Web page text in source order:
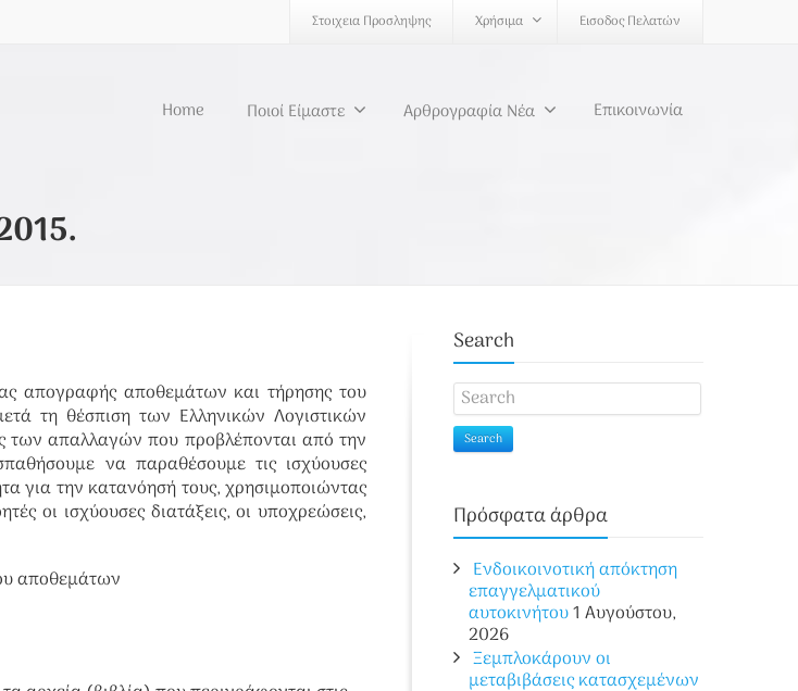
Στοιχεια Προσληψης Χρήσιμα Εισοδος Πελατών
Home Ποιοί Είμαστε Αρθρογραφία Νέα Επικοινωνία
απογραφής αποθεμάτων και τήρησης του
τη θέσπιση των Ελληνικών Λογιστικών
των απαλλαγών που προβλέπονται από την
να παραθέσουμε τις ισχύουσες
για την κατανόησή τους, χρησιμοποιώντας
οι ισχύουσες διατάξεις, οι υποχρεώσεις,
αποθεμάτων
Search
Search
Πρόσφατα άρθρα
Ενδοικοινοτική απόκτηση
επαγγελματικού
αυτοκινήτου1 Αυγούστου,
2026
Ξεμπλοκάρουν οι
μεταβιβάσεις κατασχεμένων